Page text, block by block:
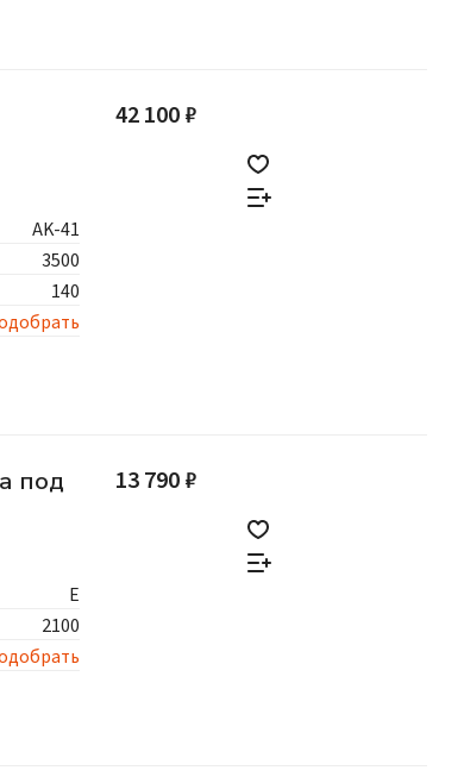
AK-41
3500
140
42 100 ₽
под
E
2100
13 790 ₽